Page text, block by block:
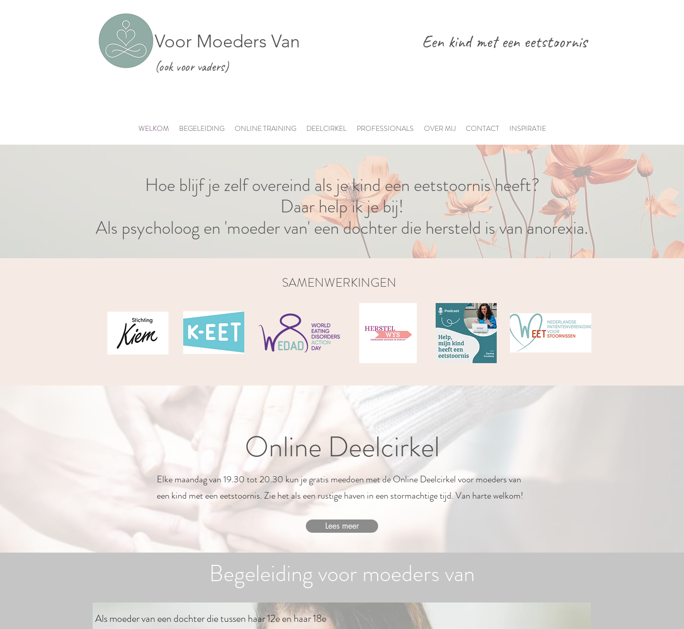
Voor Moeders Van
(ook voor vaders)
Een kind met een eetstoornis
WELKOM BEGELEIDING ONLINE TRAINING DEELCIRKEL PROFESSIONALS OVER MIJ CONTACT INSPIRATIE
Hoe blijf je zelf overeind als je kind een eetstoornis heeft?
Daar help ik je bij!
Als psycholoog en 'moeder van' een dochter die hersteld is van anorexia.
SAMENWERKINGEN
Online Deelcirkel
Elke maandag van 19.30 tot 20.30 kun je gratis meedoen met de Online Deelcirkel voor moeders van
een kind met een eetstoornis. Zie het als een rustige haven in een stormachtige tijd. Van harte welkom!
Lees meer
Begeleiding voor moeders van
Als moeder van een dochter die tussen haar 12e en haar 18e